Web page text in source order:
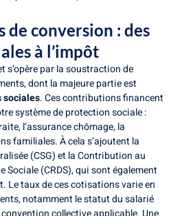
de conversion : des
à l’impôt
par la soustraction de
dont la majeure partie est
sociales. Ces contributions financent
système de protection sociale :
l’assurance chômage, la
familiales. À cela s’ajoutent la
(CSG) et la Contribution au
Sociale (CRDS), qui sont également
Le taux de ces cotisations varie en
notamment le statut du salarié